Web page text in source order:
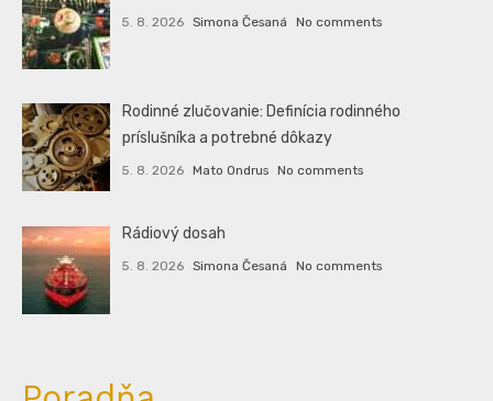
5. 8. 2026 Simona Česaná No comments
Rodinné zlučovanie: Definícia rodinného
príslušníka a potrebné dôkazy
5. 8. 2026 Mato Ondrus No comments
Rádiový dosah
5. 8. 2026 Simona Česaná No comments